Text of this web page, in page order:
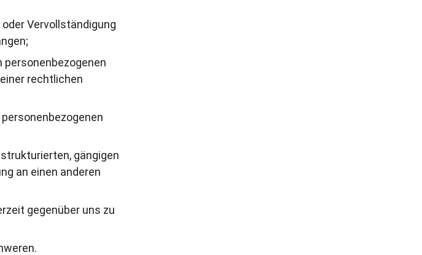
Vervollständigung
personenbezogenen
rechtlichen
gängigen
an einen anderen
gegenüber uns zu